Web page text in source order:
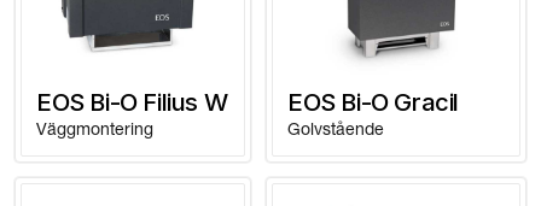
EOS Bi-O Filius W
Väggmontering
EOS Bi-O Gracil
Golvstående